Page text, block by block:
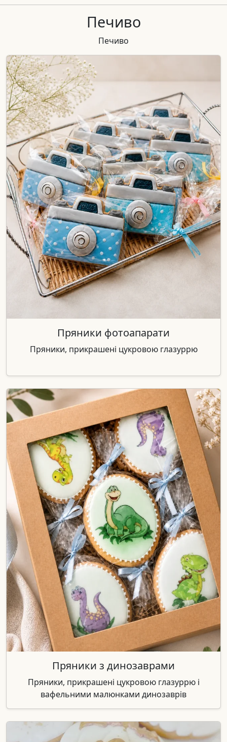
Печиво
Печиво
Пряники фотоапарати
Пряники, прикрашені цукровою глазуррю
Пряники з динозаврами
Пряники, прикрашені цукровою глазуррю і
вафельними малюнками динозаврів